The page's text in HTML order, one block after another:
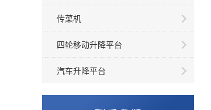
传菜机
四轮移动升降平台
汽车升降平台